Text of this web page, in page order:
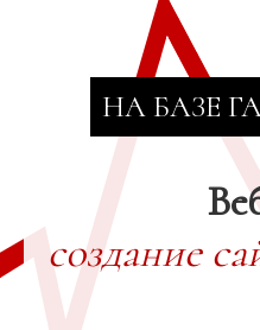
НА БАЗЕ
создание